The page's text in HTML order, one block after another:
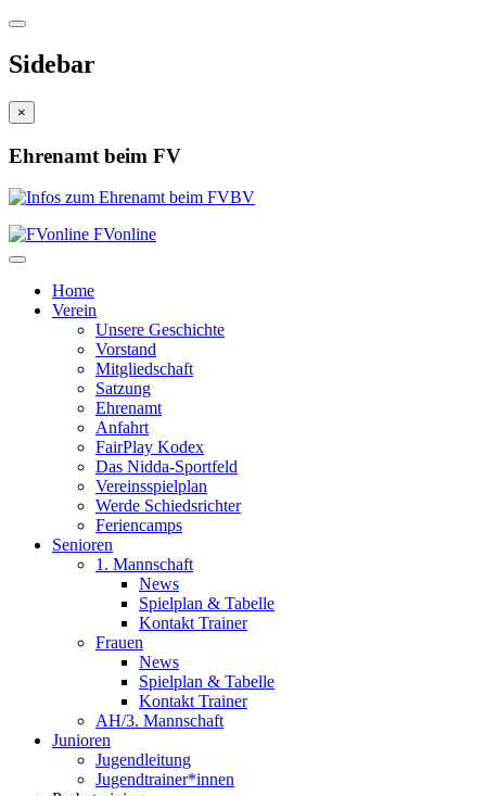
Sidebar
×
Ehrenamt beim FV
FVonline
Home
Verein
Unsere Geschichte
Vorstand
Mitgliedschaft
Satzung
Ehrenamt
Anfahrt
FairPlay Kodex
Das Nidda-Sportfeld
Vereinsspielplan
Werde Schiedsrichter
Feriencamps
Senioren
1. Mannschaft
News
Spielplan & Tabelle
Kontakt Trainer
Frauen
News
Spielplan & Tabelle
Kontakt Trainer
AH/3. Mannschaft
Junioren
Jugendleitung
Jugendtrainer*innen